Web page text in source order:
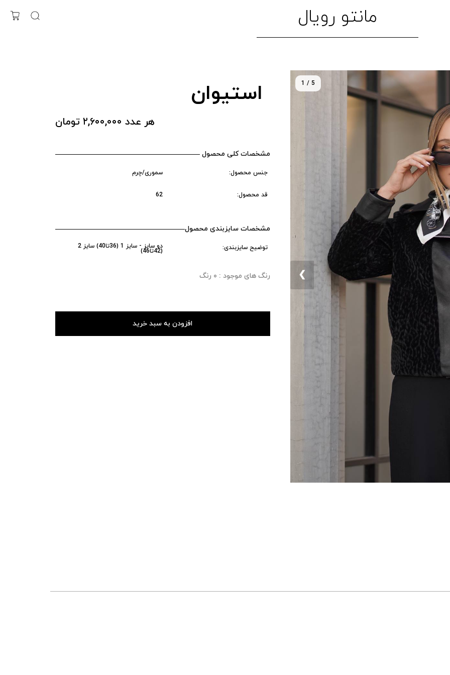
مانتو رویال
❮
1 / 5 استیوان
هر عدد ۲,۶۰۰,۰۰۰ تومان
مشخصات کلی محصول
جنس محصول: سموری/چرم
قد محصول: 62
مشخصات سایزبندی محصول
توضیح سایزبندی: دو سایز - سایز 1 (36تا40) سایز 2
(42تا46)
رنگ های موجود : ۰ رنگ
افزودن به سبد خرید